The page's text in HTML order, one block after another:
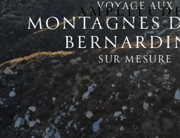
× VOYAGE AUX
MONTAGNES
SUR MESURE